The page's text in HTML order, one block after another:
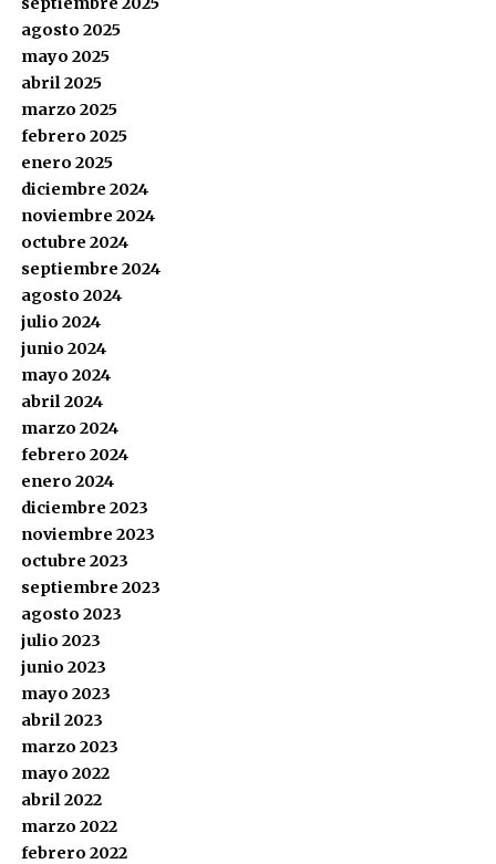
agosto 2025
mayo 2025
abril 2025
marzo 2025
febrero 2025
enero 2025
diciembre 2024
noviembre 2024
octubre 2024
septiembre 2024
agosto 2024
julio 2024
junio 2024
mayo 2024
abril 2024
marzo 2024
febrero 2024
enero 2024
diciembre 2023
noviembre 2023
octubre 2023
septiembre 2023
agosto 2023
julio 2023
junio 2023
mayo 2023
abril 2023
marzo 2023
mayo 2022
abril 2022
marzo 2022
febrero 2022